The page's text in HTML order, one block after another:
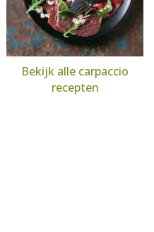
Bekijk alle carpaccio
recepten